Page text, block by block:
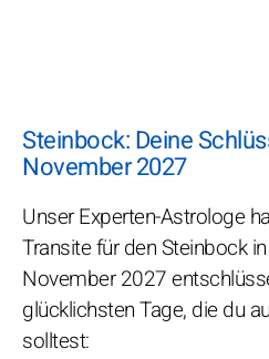
Steinbock: Deine
November 2027
Unser Experten-Astrologe
Transite für den Steinbock
November 2027
glücklichsten Tage, die du
solltest: